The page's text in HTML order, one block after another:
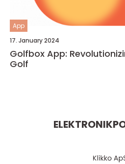
App
17. January 2024
Golfbox App:
Golf